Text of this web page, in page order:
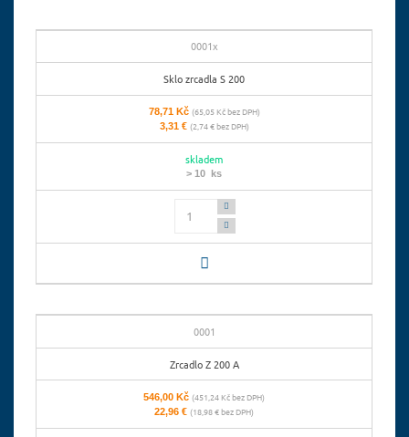
0001x
Sklo zrcadla S 200
78,71 Kč (65,05 Kč bez DPH)
3,31 € (2,74 € bez DPH)
skladem
> 10 ks
Počet
0001
Zrcadlo Z 200 A
546,00 Kč(451,24 Kč bez DPH)
22,96 €(18,98 € bez DPH)